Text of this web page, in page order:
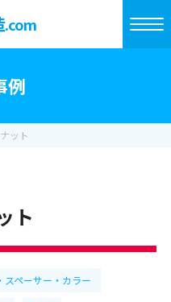
.com
例
ット
ト
スペーサー・カラー